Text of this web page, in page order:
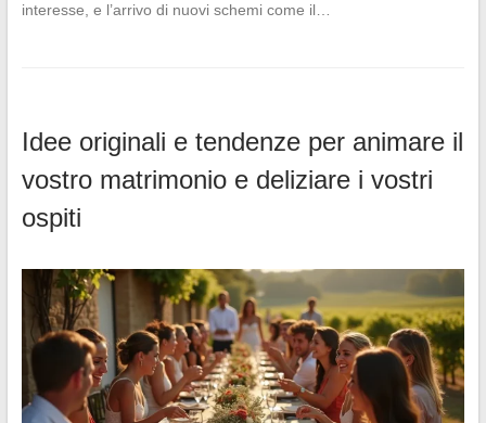
interesse, e l’arrivo di nuovi schemi come il…
Idee originali e tendenze per animare il
vostro matrimonio e deliziare i vostri
ospiti